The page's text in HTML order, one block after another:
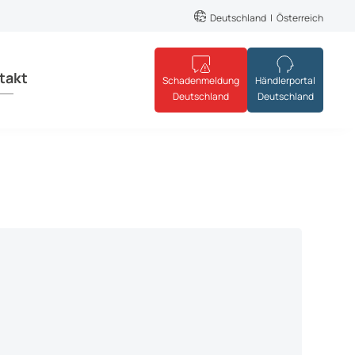
Deutschland Österreich
Händlerportal
Deutschland
Schadenmeldung
Deutschland